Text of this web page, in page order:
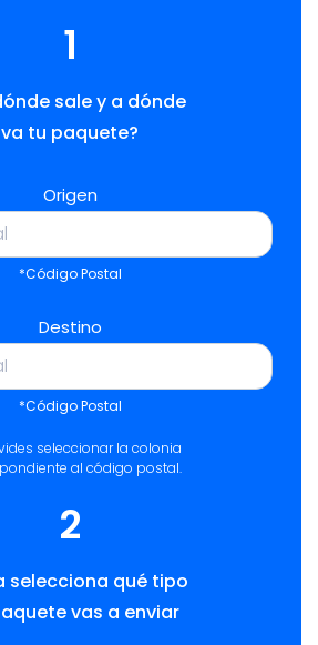
1
sale y a dónde
va tu paquete?
Origen
*Código Postal
Destino
*Código Postal
seleccionar la colonia
al código postal.
2
selecciona qué tipo
vas a enviar